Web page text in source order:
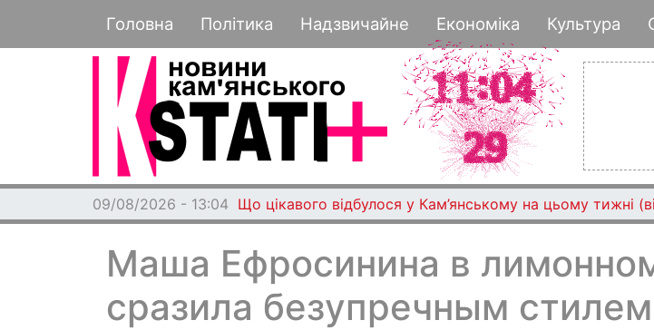
к
Основная навигация
Головна Політика Надзвичайне Економіка Культура
09/08/2026 - 11:27 Мешканці Дніпропетровщини можуть безкоштовно
Маша Ефросинина в
сразила безупречным